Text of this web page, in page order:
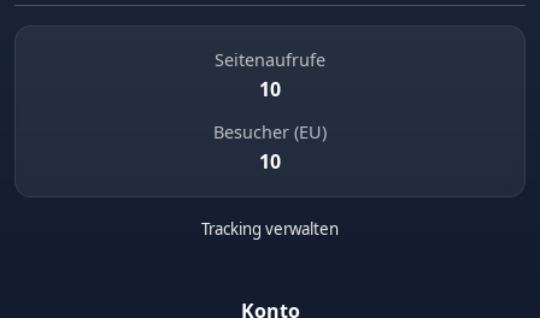
Seitenaufrufe
10
Besucher (EU)
10
Tracking verwalten
Konto